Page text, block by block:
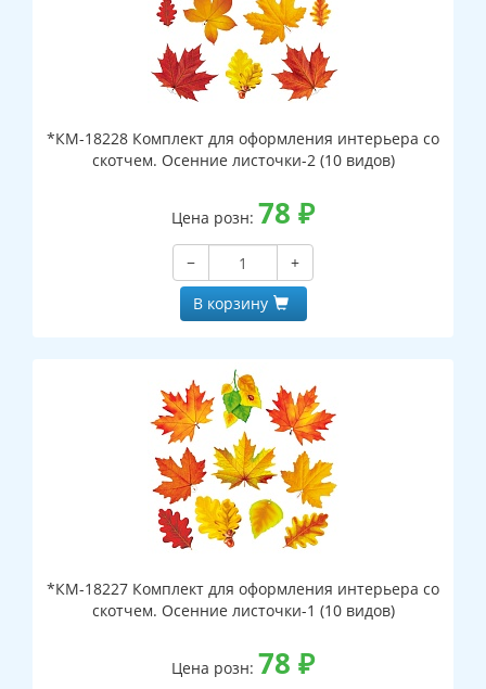
*КМ-18228 Комплект для оформления интерьера со
скотчем. Осенние листочки-2 (10 видов)
Цена розн: 78 ₽
−
+
В корзину
*КМ-18227 Комплект для оформления интерьера со
скотчем. Осенние листочки-1 (10 видов)
Цена розн: 78 ₽